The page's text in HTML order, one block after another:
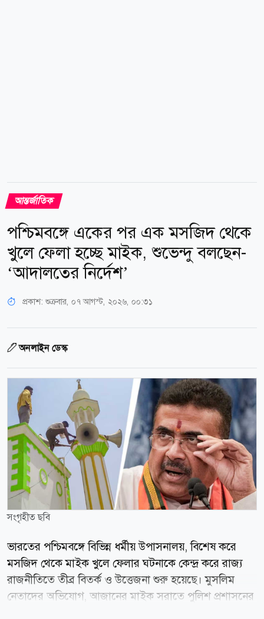
আন্তর্জাতিক
পশ্চিমবঙ্গে একের পর এক মসজিদ থেকে
খুলে ফেলা হচ্ছে মাইক, শুভেন্দু বলছেন-
‘আদালতের নির্দেশ’
প্রকাশ: শুক্রবার, ০৭ আগস্ট, ২০২৬, ০০:৩১
অনলাইন ডেস্ক
সংগৃহীত ছবি
ভারতের পশ্চিমবঙ্গে বিভিন্ন ধর্মীয় উপাসনালয়, বিশেষ করে
মসজিদ থেকে মাইক খুলে ফেলার ঘটনাকে কেন্দ্র করে রাজ্য
রাজনীতিতে তীব্র বিতর্ক ও উত্তেজনা শুরু হয়েছে। মুসলিম
নেতাদের অভিযোগ, আজানের মাইক সরাতে পুলিশ প্রশাসনের